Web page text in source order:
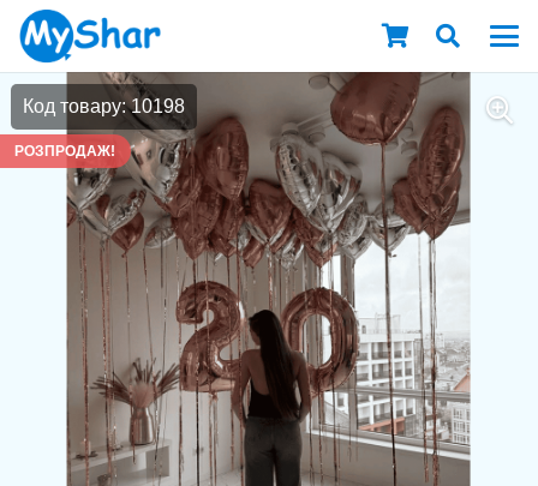
Код товару: 10198
РОЗПРОДАЖ!